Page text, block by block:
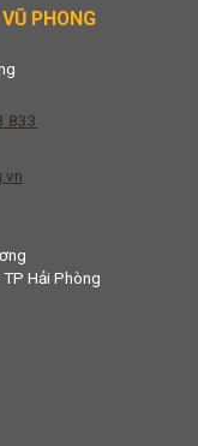
PHONG
833
Hải Phòng